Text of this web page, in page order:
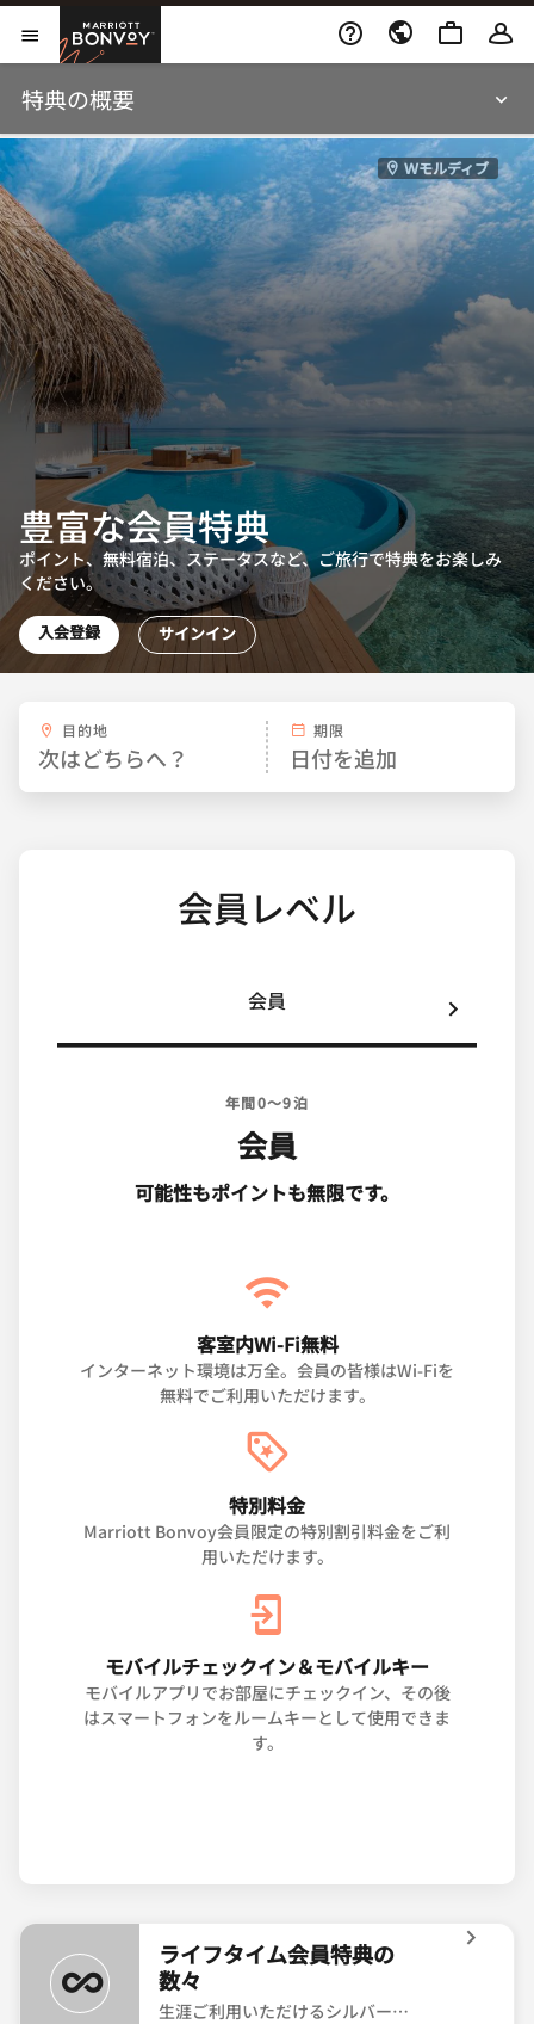
Skip to Content
メニューを開く
Marriott Bonvoy
特典の概要
豊富な会員特典
ポイント、無料宿泊、ステータスなど、ご旅行で特典をお楽しみ
ください。
入会登録 サインイン
Ｗモルディブ
目的地 期限
会員レベル
会員
年間0～9泊
会員
可能性もポイントも無限です。
客室内Wi-Fi無料
インターネット環境は万全。会員の皆様はWi-Fiを
無料でご利用いただけます。
特別料金
Marriott Bonvoy会員限定の特別割引料金をご利
用いただけます。
モバイルチェックイン＆モバイルキー
モバイルアプリでお部屋にチェックイン、その後
はスマートフォンをルームキーとして使用できま
す。
ライフタイム会員特典の
数々
生涯ご利用いただけるシルバー、ゴールド、プラチナ会員資格を達成しましょう。